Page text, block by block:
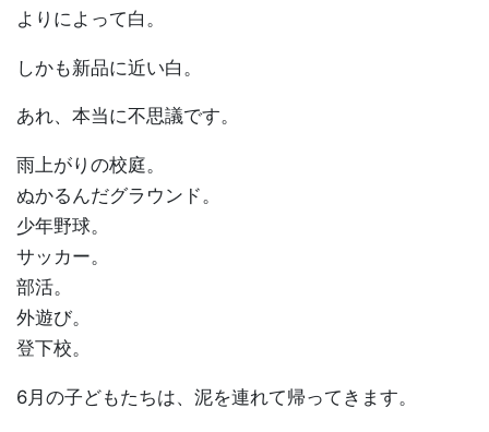
よりによって白。
しかも新品に近い白。
あれ、本当に不思議です。
雨上がりの校庭。
ぬかるんだグラウンド。
少年野球。
サッカー。
部活。
外遊び。
登下校。
6月の子どもたちは、泥を連れて帰ってきます。